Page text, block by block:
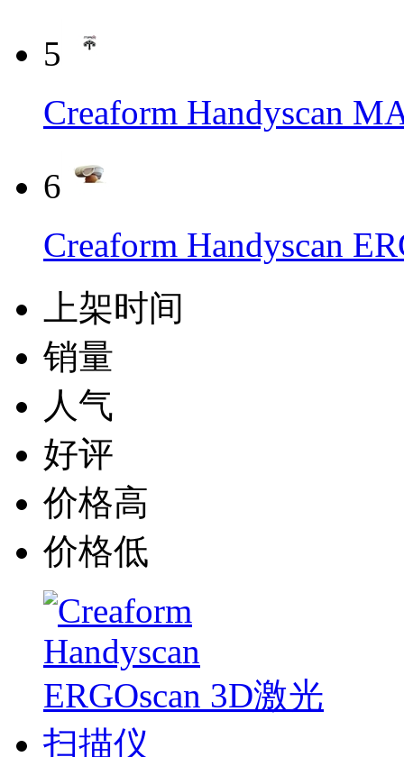
5
Creaform Handyscan
6
Creaform Handyscan
上架时间
销量
人气
好评
价格高
价格低